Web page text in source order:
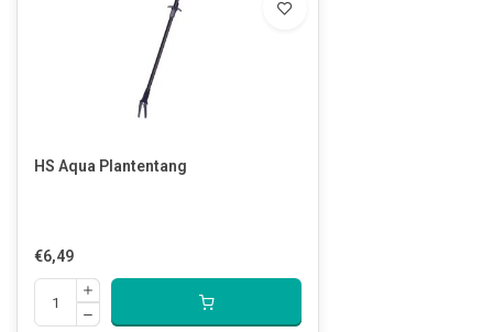
HS Aqua Plantentang
€6,49